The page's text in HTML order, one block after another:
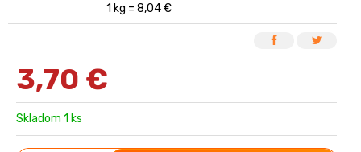
1 kg = 8,04 €
3,70 €
Skladom 1 ks